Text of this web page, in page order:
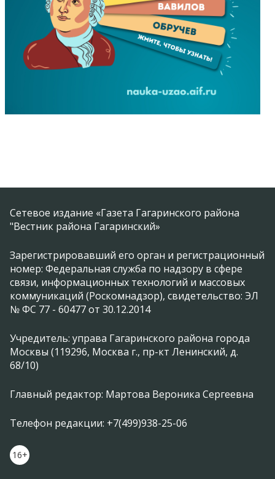
Сетевое издание «Газета Гагаринского района
"Вестник района Гагаринский»
Зарегистрировавший его орган и регистрационный
номер: Федеральная служба по надзору в сфере
связи, информационных технологий и массовых
коммуникаций (Роскомнадзор), свидетельство: ЭЛ
№ ФС 77 - 60477 от 30.12.2014
Учредитель: управа Гагаринского района города
Москвы (119296, Москва г., пр-кт Ленинский, д.
68/10)
Главный редактор: Мартова Вероника Сергеевна
Телефон редакции: +7(499)938-25-06
16+